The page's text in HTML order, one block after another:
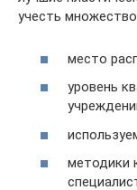
учесть
место
уровень
методики